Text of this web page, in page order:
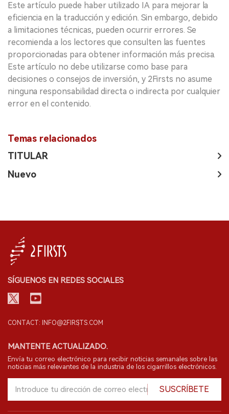
Este artículo puede haber utilizado IA para mejorar la
eficiencia en la traducción y edición. Sin embargo, debido
a limitaciones técnicas, pueden ocurrir errores. Se
recomienda a los lectores que consulten las fuentes
proporcionadas para obtener información más precisa.
Este artículo no debe utilizarse como base para
decisiones o consejos de inversión, y 2Firsts no asume
ninguna responsabilidad directa o indirecta por cualquier
error en el contenido.
Temas relacionados
TITULAR
Nuevo
SÍGUENOS EN REDES SOCIALES
CONTACT: INFO@2FIRSTS.COM
MANTENTE ACTUALIZADO.
Envía tu correo electrónico para recibir noticias semanales sobre las
noticias más relevantes de la industria de los cigarrillos electrónicos.
SUSCRÍBETE